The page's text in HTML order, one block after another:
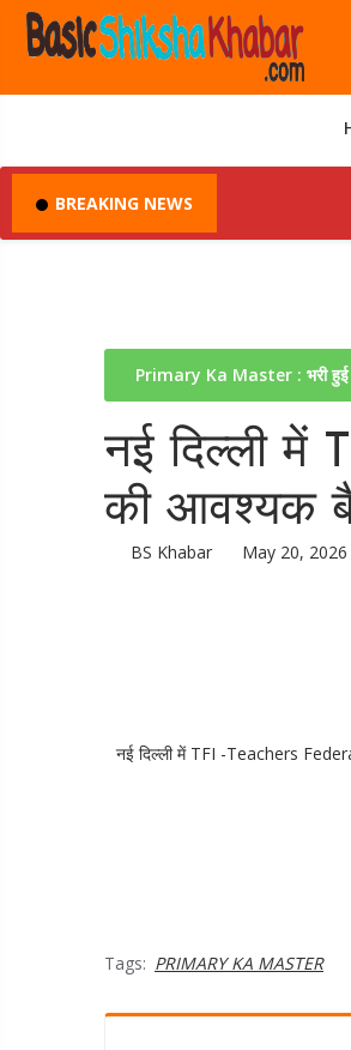
BREAKING NEWS
Primary Ka Master : भरी हुई
नई दिल्ली में
की आवश्यक
BS Khabar May 20, 2026
नई दिल्ली में TFI -Teachers
Tags: PRIMARY KA MASTER